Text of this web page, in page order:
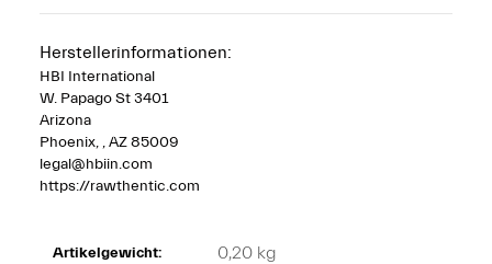
Herstellerinformationen:
HBI International
W. Papago St 3401
Arizona
Phoenix, , AZ 85009
legal@hbiin.com
https://rawthentic.com
Artikelgewicht: 0,20 kg